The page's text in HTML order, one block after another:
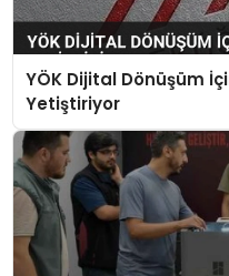
YÖK Dijital Dönüşüm
Yetiştiriyor